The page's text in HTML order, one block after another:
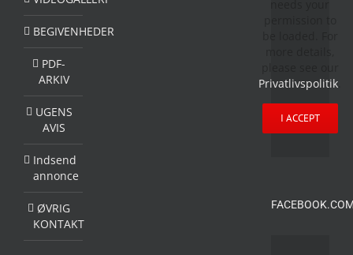
BEGIVENHEDER
PDF-
ARKIV
UGENS
AVIS
Indsend
annonce
ØVRIG
KONTAKT
Privatlivspolitik
I ACCEPT